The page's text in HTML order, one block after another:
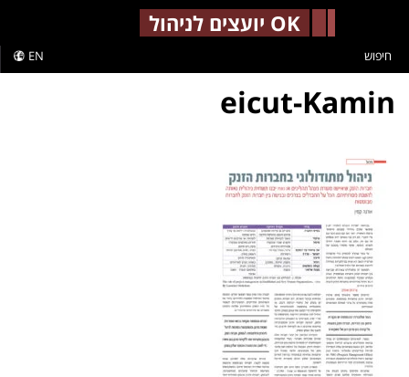
OK יועצים לניהול
EN חיפוש
eicut-Kamin